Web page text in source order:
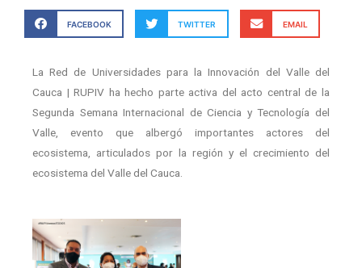
FACEBOOK TWITTER EMAIL
La Red de Universidades para la Innovación del Valle del
Cauca | RUPIV ha hecho parte activa del acto central de la
Segunda Semana Internacional de Ciencia y Tecnología del
Valle, evento que albergó importantes actores del
ecosistema, articulados por la región y el crecimiento del
ecosistema del Valle del Cauca.